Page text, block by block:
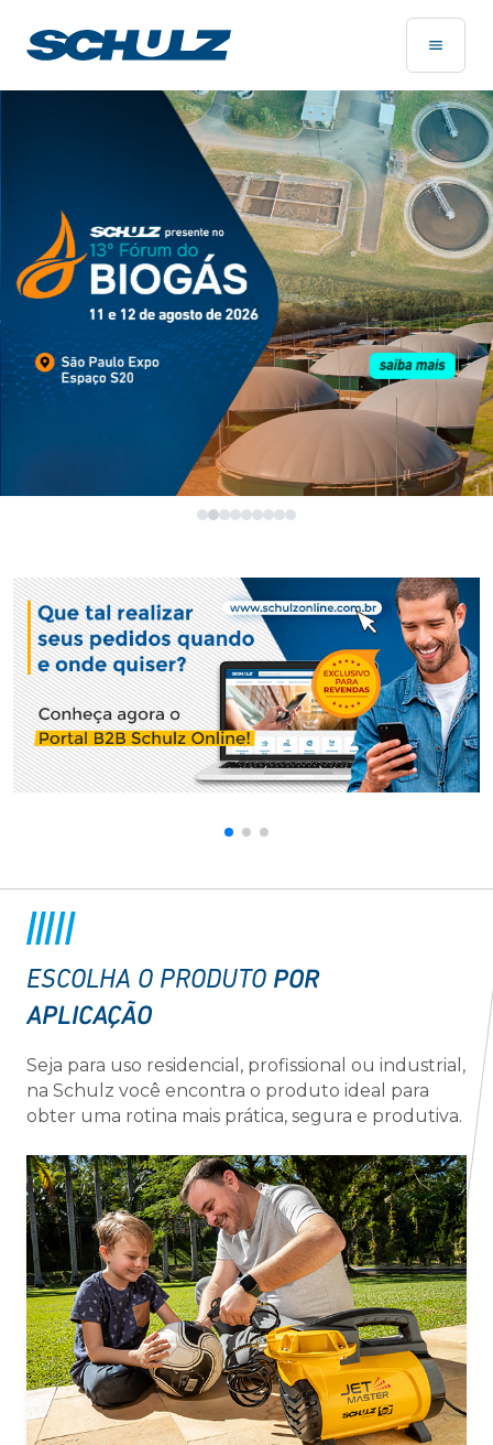
Página Inicial - Schulz Compressores
ESCOLHA O PRODUTO POR
APLICAÇÃO
Seja para uso residencial, profissional ou industrial,
na Schulz você encontra o produto ideal para
obter uma rotina mais prática, segura e produtiva.